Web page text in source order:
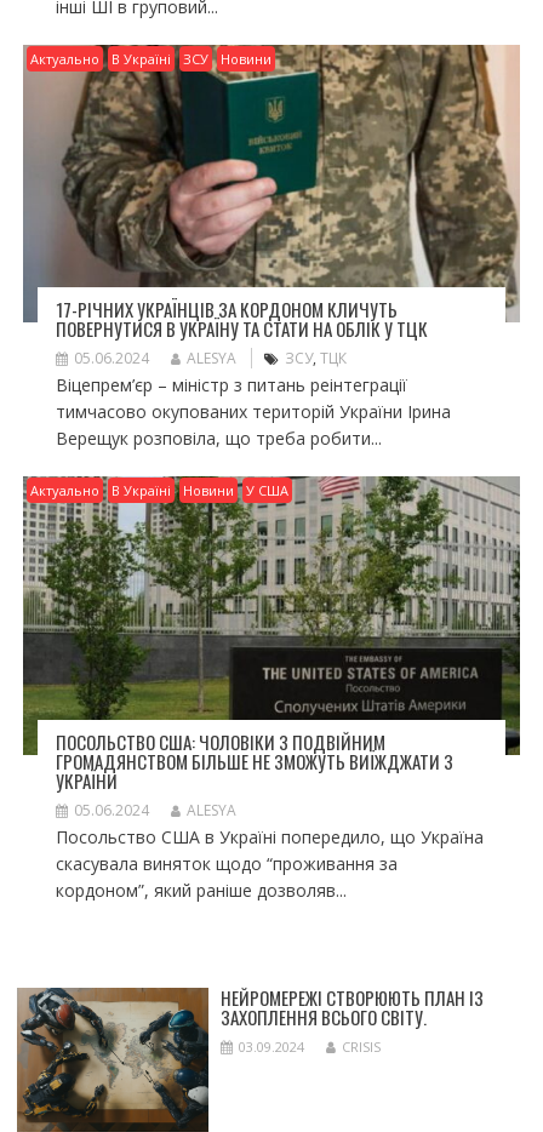
інші ШІ в груповий...
Актуально В Україні ЗСУ Новини
17-РІЧНИХ УКРАЇНЦІВ ЗА КОРДОНОМ КЛИЧУТЬ
ПОВЕРНУТИСЯ В УКРАЇНУ ТА СТАТИ НА ОБЛІК У ТЦК
05.06.2024 ALESYA ЗСУ, ТЦК
Віцепрем’єр – міністр з питань реінтеграції
тимчасово окупованих територій України Ірина
Верещук розповіла, що треба робити...
Актуально В Україні Новини У США
ПОСОЛЬСТВО США: ЧОЛОВІКИ З ПОДВІЙНИМ
ГРОМАДЯНСТВОМ БІЛЬШЕ НЕ ЗМОЖУТЬ ВИЇЖДЖАТИ З
УКРАЇНИ
05.06.2024 ALESYA
Посольство США в Україні попередило, що Україна
скасувала виняток щодо “проживання за
кордоном”, який раніше дозволяв...
НЕЙРОМЕРЕЖІ СТВОРЮЮТЬ ПЛАН ІЗ
ЗАХОПЛЕННЯ ВСЬОГО СВІТУ.
03.09.2024 CRISIS